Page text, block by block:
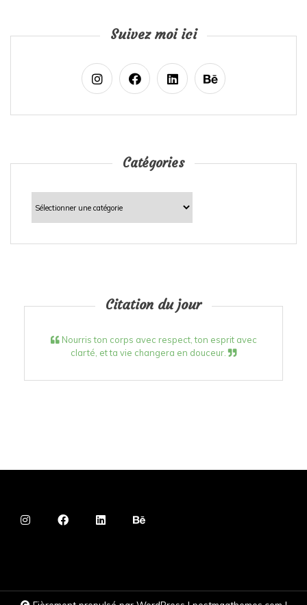
Suivez moi ici
Catégories
Catégories
Citation du jour
Nourris ton corps avec respect, ton esprit avec
clarté, et ta vie changera en douceur.